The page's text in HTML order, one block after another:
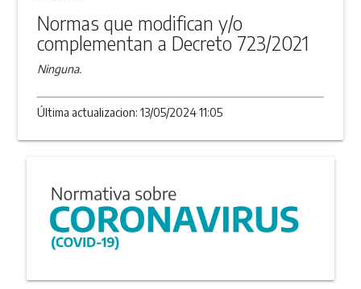
Normas que modifican y/o
complementan a Decreto 723/2021
Ninguna.
Última actualizacion: 13/05/2024 11:05